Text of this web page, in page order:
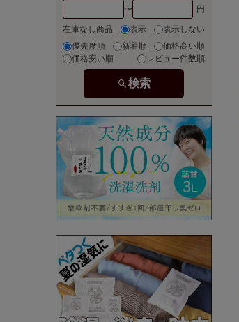
〜
在庫なし商品 表示
表示しない
優先度順
新着順
価格高い順
価格安い順
レビュー件数順
検索